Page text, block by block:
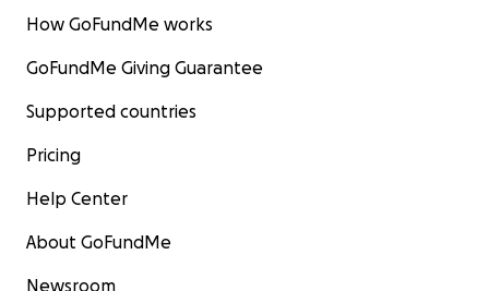
How GoFundMe works
GoFundMe Giving Guarantee
Supported countries
Pricing
Help Center
About GoFundMe
Newsroom